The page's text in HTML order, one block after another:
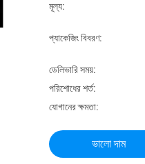
মূল্য:
প্যাকেজিং বিবরণ:
ডেলিভারি সময়:
পরিশোধের শর্ত:
যোগানের ক্ষমতা:
ভালো দাম